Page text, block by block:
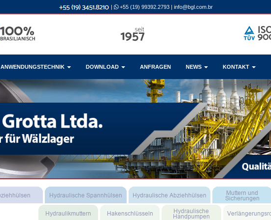
| +55 (19) 99392.2793 | info@bgl.com.br
ANWENDUNGSTECHNIK DOWNLOAD ANFRAGEN NEWS KONTAKT